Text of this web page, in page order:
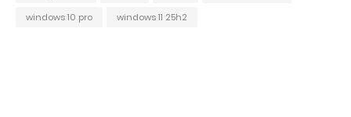
windows 10 pro
windows 11 25h2